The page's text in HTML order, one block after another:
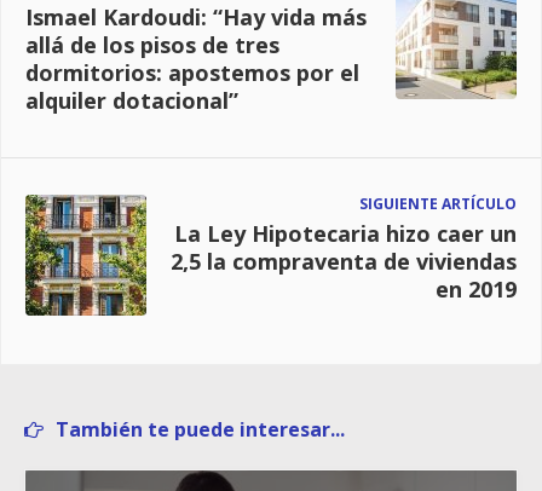
Ismael Kardoudi: “Hay vida más
allá de los pisos de tres
dormitorios: apostemos por el
alquiler dotacional”
SIGUIENTE ARTÍCULO
La Ley Hipotecaria hizo caer un
2,5 la compraventa de viviendas
en 2019
También te puede interesar...